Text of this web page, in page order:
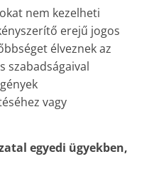
nem kezelheti
erejű jogos
élveznek az
szabadságaival
vagy
egyedi ügyekben,